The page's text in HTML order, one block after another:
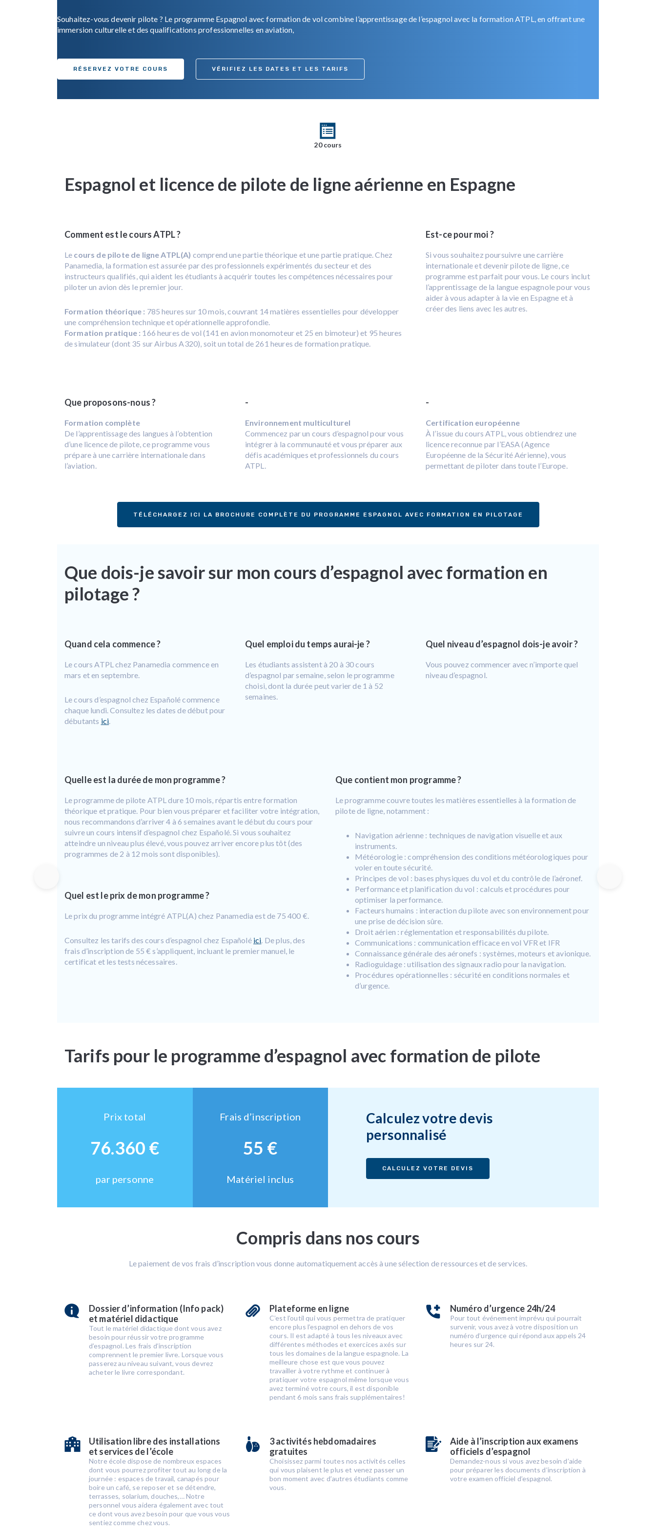
Souhaitez-vous devenir pilote ? Le programme Espagnol avec formation de vol combine l’apprentissage de l’espagnol avec la formation ATPL, en offrant une
immersion culturelle et des qualifications professionnelles en aviation,
RÉSERVEZ VOTRE COURS VÉRIFIEZ LES DATES ET LES TARIFS
20 cours
Espagnol et licence de pilote de ligne aérienne en Espagne
Comment est le cours ATPL ?
Le cours de pilote de ligne ATPL(A) comprend une partie théorique et une partie pratique. Chez
Panamedia, la formation est assurée par des professionnels expérimentés du secteur et des
instructeurs qualifiés, qui aident les étudiants à acquérir toutes les compétences nécessaires pour
piloter un avion dès le premier jour.
Formation théorique : 785 heures sur 10 mois, couvrant 14 matières essentielles pour développer
une compréhension technique et opérationnelle approfondie.
Formation pratique : 166 heures de vol (141 en avion monomoteur et 25 en bimoteur) et 95 heures
de simulateur (dont 35 sur Airbus A320), soit un total de 261 heures de formation pratique.
Est-ce pour moi ?
Si vous souhaitez poursuivre une carrière
internationale et devenir pilote de ligne, ce
programme est parfait pour vous. Le cours inclut
l’apprentissage de la langue espagnole pour vous
aider à vous adapter à la vie en Espagne et à
créer des liens avec les autres.
Que proposons-nous ?
Formation complète
De l’apprentissage des langues à l’obtention
d’une licence de pilote, ce programme vous
prépare à une carrière internationale dans
l’aviation.
-
Environnement multiculturel
Commencez par un cours d’espagnol pour vous
intégrer à la communauté et vous préparer aux
défis académiques et professionnels du cours
ATPL.
-
Certification européenne
À l’issue du cours ATPL, vous obtiendrez une
licence reconnue par l’EASA (Agence
Européenne de la Sécurité Aérienne), vous
permettant de piloter dans toute l’Europe.
TÉLÉCHARGEZ ICI LA BROCHURE COMPLÈTE DU PROGRAMME ESPAGNOL AVEC FORMATION EN PILOTAGE
Que dois-je savoir sur mon cours d’espagnol avec formation en
pilotage ?
Quand cela commence ?
Le cours ATPL chez Panamedia commence en
mars et en septembre.
Le cours d’espagnol chez Españolé commence
chaque lundi. Consultez les dates de début pour
débutants ici.
Quel emploi du temps aurai-je ?
Les étudiants assistent à 20 à 30 cours
d’espagnol par semaine, selon le programme
choisi, dont la durée peut varier de 1 à 52
semaines.
Quel niveau d’espagnol dois-je avoir ?
Vous pouvez commencer avec n’importe quel
niveau d’espagnol.
Quelle est la durée de mon programme ?
Le programme de pilote ATPL dure 10 mois, répartis entre formation
théorique et pratique. Pour bien vous préparer et faciliter votre intégration,
nous recommandons d’arriver 4 à 6 semaines avant le début du cours pour
suivre un cours intensif d’espagnol chez Españolé. Si vous souhaitez
atteindre un niveau plus élevé, vous pouvez arriver encore plus tôt (des
programmes de 2 à 12 mois sont disponibles).
Quel est le prix de mon programme ?
Le prix du programme intégré ATPL(A) chez Panamedia est de 75 400 €.
Consultez les tarifs des cours d’espagnol chez Españolé ici. De plus, des
frais d’inscription de 55 € s’appliquent, incluant le premier manuel, le
certificat et les tests nécessaires.
Que contient mon programme ?
Le programme couvre toutes les matières essentielles à la formation de
pilote de ligne, notamment :
Navigation aérienne : techniques de navigation visuelle et aux
instruments.
Météorologie : compréhension des conditions météorologiques pour
voler en toute sécurité.
Principes de vol : bases physiques du vol et du contrôle de l’aéronef.
Performance et planification du vol : calculs et procédures pour
optimiser la performance.
Facteurs humains : interaction du pilote avec son environnement pour
une prise de décision sûre.
Droit aérien : réglementation et responsabilités du pilote.
Communications : communication efficace en vol VFR et IFR
Connaissance générale des aéronefs : systèmes, moteurs et avionique.
Radioguidage : utilisation des signaux radio pour la navigation.
Procédures opérationnelles : sécurité en conditions normales et
d’urgence.
Tarifs pour le programme d’espagnol avec formation de pilote
Prix total
76.360 €
par personne
Frais d’inscription
55 €
Matériel inclus
Calculez votre devis
personnalisé
CALCULEZ VOTRE DEVIS
Compris dans nos cours
Le paiement de vos frais d’inscription vous donne automatiquement accès à une sélection de ressources et de services.
Dossier d’information (Info pack)
et matériel didactique
Tout le matériel didactique dont vous avez
besoin pour réussir votre programme
d’espagnol. Les frais d’inscription
comprennent le premier livre. Lorsque vous
passerez au niveau suivant, vous devrez
acheter le livre correspondant.
Plateforme en ligne
C’est l’outil qui vous permettra de pratiquer
encore plus l’espagnol en dehors de vos
cours. Il est adapté à tous les niveaux avec
différentes méthodes et exercices axés sur
tous les domaines de la langue espagnole. La
meilleure chose est que vous pouvez
travailler à votre rythme et continuer à
pratiquer votre espagnol même lorsque vous
avez terminé votre cours, il est disponible
pendant 6 mois sans frais supplémentaires!
Numéro d’urgence 24h/24
Pour tout événement imprévu qui pourrait
survenir, vous avez à votre disposition un
numéro d’urgence qui répond aux appels 24
heures sur 24.
Utilisation libre des installations
et services de l’école
Notre école dispose de nombreux espaces
dont vous pourrez profiter tout au long de la
journée : espaces de travail, canapés pour
boire un café, se reposer et se détendre,
terrasses, solarium, douches,… Notre
personnel vous aidera également avec tout
ce dont vous avez besoin pour que vous vous
sentiez comme chez vous.
3 activités hebdomadaires
gratuites
Choisissez parmi toutes nos activités celles
qui vous plaisent le plus et venez passer un
bon moment avec d’autres étudiants comme
vous.
Aide à l’inscription aux examens
officiels d’espagnol
Demandez-nous si vous avez besoin d’aide
pour préparer les documents d’inscription à
votre examen officiel d’espagnol.